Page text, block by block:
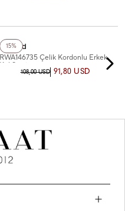
15%
Reward
RWA146735 Çelik Kordonlu Erkek
Kol Saati
108,00 USD 91,80 USD